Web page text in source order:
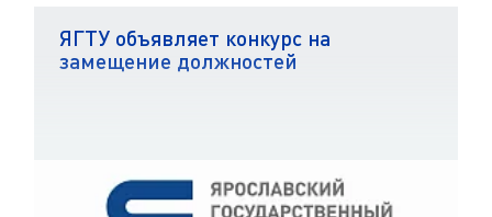
ЯГТУ объявляет конкурс на
замещение должностей